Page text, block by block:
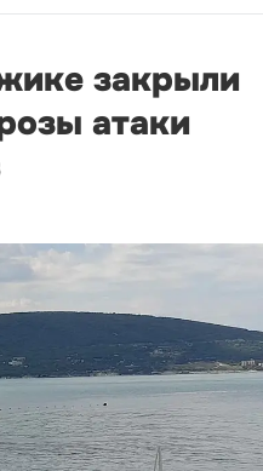
закрыли
атаки